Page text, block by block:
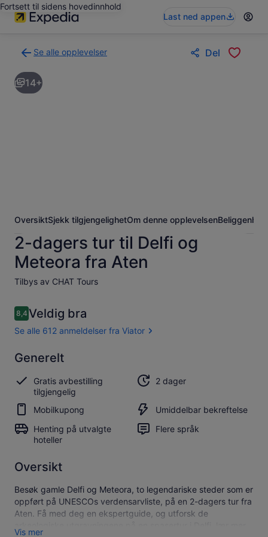
Fortsett til sidens hovedinnhold
Last ned appen
Se alle opplevelser
til
søkeresultatsiden
med
Del
14+
OversiktSjekk tilgjengelighetOm denne opplevelsenBeliggenhet
2-dagers tur til Delfi og
Meteora fra Aten
Tilbys av CHAT Tours
Anmeldelser
8,48,4 av 10 –
Veldig bra
Se alle 612 anmeldelser fra Viator
8.4Veldig
Se alle 612
anmeldelser
fra Viator
Generelt
Gratis avbestilling
tilgjengelig
2 dager
Mobilkupong
Umiddelbar bekreftelse
Henting på utvalgte
hoteller
Flere språk
Oversikt
Besøk gamle Delfi og Meteora, to legendariske steder som er
oppført på UNESCOs verdensarvliste, på en 2-dagers tur fra
Aten. Få med deg en ekspertguide, og utforsk de
Vis mer